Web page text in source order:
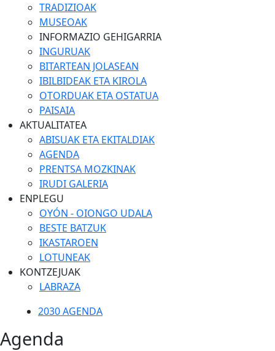
TRADIZIOAK
MUSEOAK
INFORMAZIO GEHIGARRIA
INGURUAK
BITARTEAN JOLASEAN
IBILBIDEAK ETA KIROLA
OTORDUAK ETA OSTATUA
PAISAIA
AKTUALITATEA
ABISUAK ETA EKITALDIAK
AGENDA
PRENTSA MOZKINAK
IRUDI GALERIA
ENPLEGU
OYÓN - OIONGO UDALA
BESTE BATZUK
IKASTAROEN
LOTUNEAK
KONTZEJUAK
LABRAZA
2030 AGENDA
Agenda